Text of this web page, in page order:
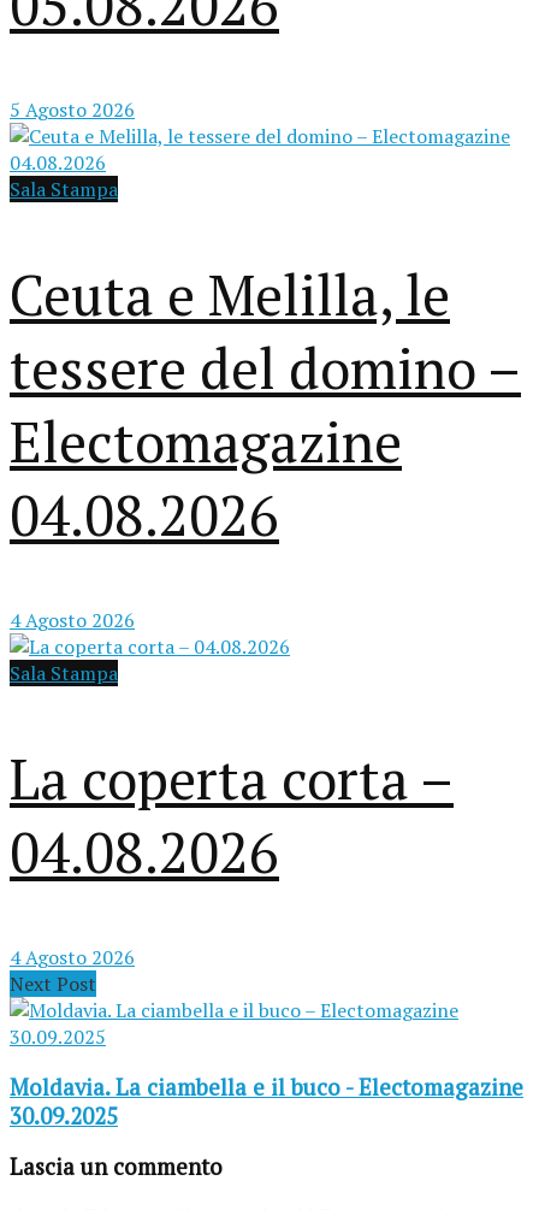
5 Agosto 2026
Sala Stampa
Ceuta e Melilla, le
tessere del domino –
Electomagazine
04.08.2026
4 Agosto 2026
Sala Stampa
La coperta corta –
04.08.2026
4 Agosto 2026
Next Post
Moldavia. La ciambella e il buco - Electomagazine
30.09.2025
Lascia un commento